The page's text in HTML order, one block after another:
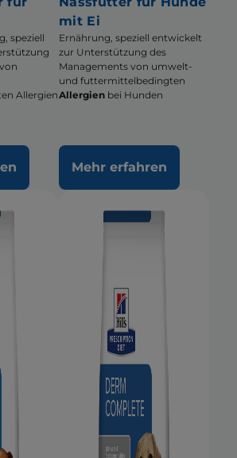
speziell
Allergien
mit Ei
Ernährung, speziell entwickelt
zur Unterstützung des
Managements von umwelt-
und futtermittelbedingten
Allergien bei Hunden
Mehr erfahren